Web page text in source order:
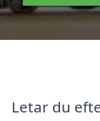
Letar du